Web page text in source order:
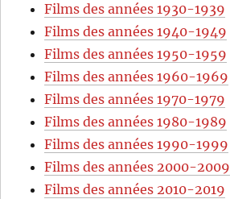
Films des années 1930-1939
Films des années 1940-1949
Films des années 1950-1959
Films des années 1960-1969
Films des années 1970-1979
Films des années 1980-1989
Films des années 1990-1999
Films des années 2000-2009
Films des années 2010-2019